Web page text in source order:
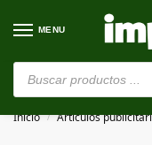
MENU
⚠️ Estamos
Inicio / Artículos